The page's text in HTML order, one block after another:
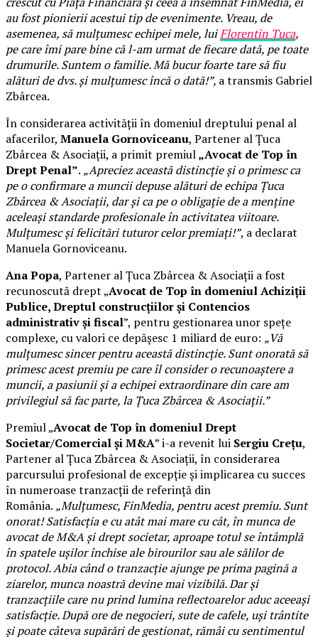
au fost pionierii acestui tip de evenimente. Vreau, de
asemenea, să mulțumesc echipei mele, luiFlorentin Țuca,
pe care îmi pare bine că l-am urmat de fiecare dată, pe toate
drumurile. Suntem o familie. Mă bucur foarte tare să fiu
alături de dvs. și mulțumesc încă o dată!”, a transmis Gabriel
Zbârcea.
În considerarea activității în domeniul dreptului penal al
afacerilor, Manuela Gornoviceanu, Partener al Țuca
Zbârcea & Asociații, a primit premiul„Avocat de Top în
Drept Penal”. „Apreciez această distincție și o primesc ca
pe o confirmare a muncii depuse alături de echipa Țuca
Zbârcea & Asociații, dar și ca pe o obligație de a menține
aceleași standarde profesionale în activitatea viitoare.
Mulțumesc și felicitări tuturor celor premiați!”, a declarat
Manuela Gornoviceanu.
Ana Popa, Partener al Țuca Zbârcea & Asociații a fost
recunoscută drept „Avocat de Top în domeniul Achiziții
Publice, Dreptul construcțiilor și Contencios
administrativ și fiscal”, pentru gestionarea unor spețe
complexe, cu valori ce depășesc 1 miliard de euro: „Vă
mulțumesc sincer pentru această distincție. Sunt onorată să
primesc acest premiu pe care îl consider o recunoaștere a
muncii, a pasiunii și a echipei extraordinare din care am
privilegiul să fac parte, la Țuca Zbârcea & Asociații.”
Premiul „Avocat de Top în domeniul Drept
Societar/Comercial și M&A” i-a revenit lui Sergiu Crețu,
Partener al Țuca Zbârcea & Asociații, în considerarea
parcursului profesional de excepție și implicarea cu succes
în numeroase tranzacții de referință din
România. „Mulțumesc, FinMedia, pentru acest premiu. Sunt
onorat! Satisfacția e cu atât mai mare cu cât, în munca de
avocat de M&A și drept societar, aproape totul se întâmplă
în spatele ușilor închise ale birourilor sau ale sălilor de
protocol. Abia când o tranzacție ajunge pe prima pagină a
ziarelor, munca noastră devine mai vizibilă. Dar și
tranzacțiile care nu prind lumina reflectoarelor aduc aceeași
satisfacție. După ore de negocieri, sute de cafele, uși trântite
și poate câteva supărări de gestionat, rămâi cu sentimentul